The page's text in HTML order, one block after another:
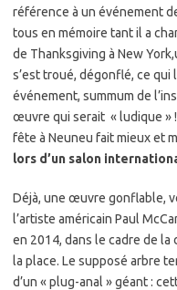
référence à un événement
tous en mémoire tant il a
de Thanksgiving à New
s’est troué, dégonflé, ce qui
événement, summum de
œuvre qui serait « ludique »
fête à Neuneu fait mieux et
lors d’un salon
Déjà, une œuvre gonflable,
l’artiste américain Paul
en 2014, dans le cadre de la
la place. Le supposé arbre
d’un « plug-anal » géant :